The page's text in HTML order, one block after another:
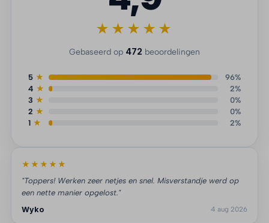
★★★★★
Gebaseerd op 472 beoordelingen
5 ★
96%
4 ★
2%
3 ★
0%
2 ★
0%
1 ★ 2%
★★★★★
"Toppers! Werken zeer netjes en snel. Misverstandje werd op
een nette manier opgelost."
Wyko
4 aug 2026